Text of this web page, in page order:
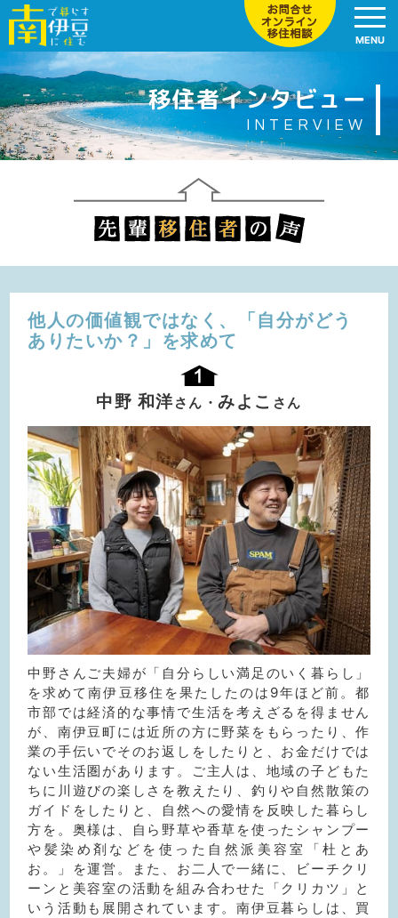
MENU
移住者インタビュー
INTERVIEW
他人の価値観ではなく、
「自分がどう
ありたいか？」を求めて
中野 和洋さん・みよこ さん
中野さんご夫婦が「自分らしい満足のいく暮らし」
を求めて南伊豆移住を果たしたのは9年ほど前。都
市部では経済的な事情で生活を考えざるを得ません
が、南伊豆町には近所の方に野菜をもらったり、作
業の手伝いでそのお返しをしたりと、お金だけでは
ない生活圏があります。ご主人は、地域の子どもた
ちに川遊びの楽しさを教えたり、釣りや自然散策の
ガイドをしたりと、自然への愛情を反映した暮らし
方を。奥様は、自ら野草や香草を使ったシャンプー
や髪染め剤などを使った自然派美容室「杜とあ
お。」を運営。また、お二人で一緒に、ビーチクリ
ーンと美容室の活動を組み合わせた「クリカツ」と
いう活動も展開されています。南伊豆暮らしは、買